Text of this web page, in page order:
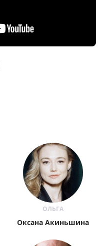
ОЛЬГА
Оксана Акиньшина